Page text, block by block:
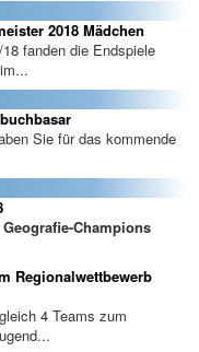
2018 Mädchen
fanden die Endspiele
Sie für das kommende
Geografie-Champions
Regionalwettbewerb
4 Teams zum